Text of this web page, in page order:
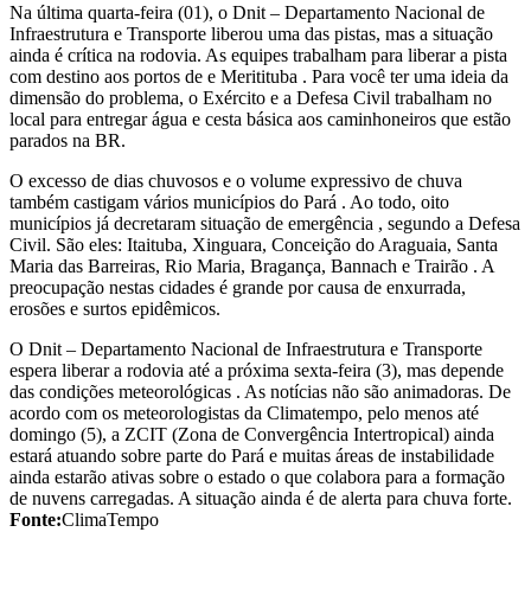
Na última quarta-feira (01), o Dnit – Departamento Nacional de
Infraestrutura e Transporte liberou uma das pistas, mas a situação
ainda é crítica na rodovia. As equipes trabalham para liberar a pista
com destino aos portos de e Meritituba . Para você ter uma ideia da
dimensão do problema, o Exército e a Defesa Civil trabalham no
local para entregar água e cesta básica aos caminhoneiros que estão
parados na BR.
O excesso de dias chuvosos e o volume expressivo de chuva
também castigam vários municípios do Pará . Ao todo, oito
municípios já decretaram situação de emergência , segundo a Defesa
Civil. São eles: Itaituba, Xinguara, Conceição do Araguaia, Santa
Maria das Barreiras, Rio Maria, Bragança, Bannach e Trairão . A
preocupação nestas cidades é grande por causa de enxurrada,
erosões e surtos epidêmicos.
O Dnit – Departamento Nacional de Infraestrutura e Transporte
espera liberar a rodovia até a próxima sexta-feira (3), mas depende
das condições meteorológicas . As notícias não são animadoras. De
acordo com os meteorologistas da Climatempo, pelo menos até
domingo (5), a ZCIT (Zona de Convergência Intertropical) ainda
estará atuando sobre parte do Pará e muitas áreas de instabilidade
ainda estarão ativas sobre o estado o que colabora para a formação
de nuvens carregadas. A situação ainda é de alerta para chuva forte.
Fonte:ClimaTempo